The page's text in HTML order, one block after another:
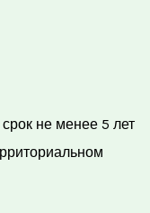
срок не менее 5 лет